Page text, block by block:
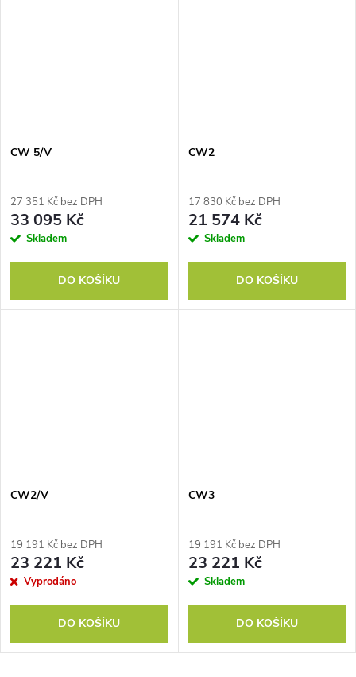
CW 5/V
27 351 Kč bez DPH
33 095 Kč
Skladem
DO KOŠÍKU
CW2
17 830 Kč bez DPH
21 574 Kč
Skladem
DO KOŠÍKU
CW2/V
19 191 Kč bez DPH
23 221 Kč
Vyprodáno
DO KOŠÍKU
CW3
19 191 Kč bez DPH
23 221 Kč
Skladem
DO KOŠÍKU